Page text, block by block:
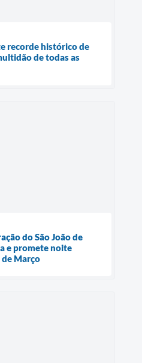
recorde histórico de
de todas as
do São João de
e promete noite
Março